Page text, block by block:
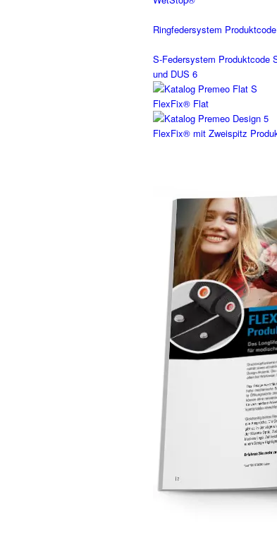
Ringfedersystem
S-Federsystem Produktcode
und DUS 6
FlexFix® Flat
FlexFix® mit Zweispitz